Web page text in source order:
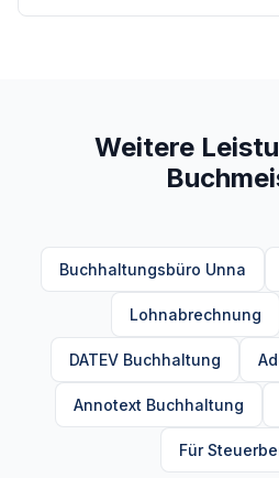
Weitere
Buchhaltungsbüro Unna
Lohnabrechnung
DATEV Buchhaltung
Annotext Buchhaltung
Für